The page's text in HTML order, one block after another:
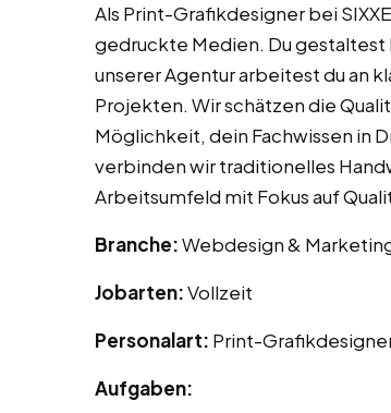
Als Print-Grafikdesigner bei
gedruckte Medien. Du
unserer Agentur arbeitest du an
Projekten. Wir schätzen die
Möglichkeit, dein Fachwissen in
verbinden wir traditionelles
Arbeitsumfeld mit Fokus auf
Branche:Webdesign &
Jobarten:Vollzeit
Personalart: Print-
Aufgaben: